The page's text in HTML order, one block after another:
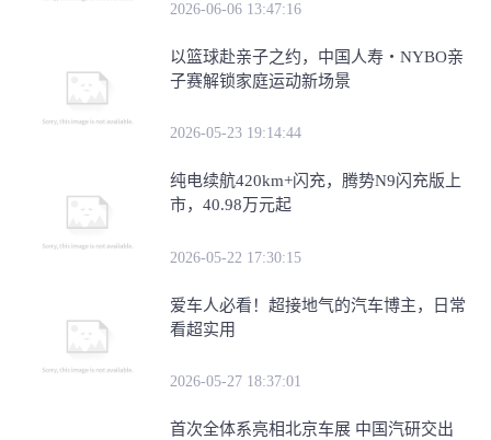
2026-06-06 13:47:16
​以篮球赴亲子之约，中国人寿・NYBO亲
子赛解锁家庭运动新场景
2026-05-23 19:14:44
纯电续航420km+闪充，腾势N9闪充版上
市，40.98万元起
2026-05-22 17:30:15
爱车人必看！超接地气的汽车博主，日常
看超实用
2026-05-27 18:37:01
首次全体系亮相北京车展 中国汽研交出